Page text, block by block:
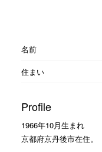
名前
住まい
Profile
1966年10月生まれ
京都府京丹後市在住。